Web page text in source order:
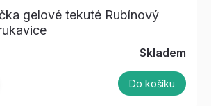
gelové tekuté Rubínový
Skladem
Do košíku